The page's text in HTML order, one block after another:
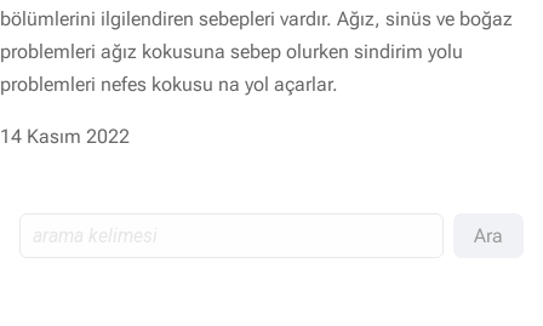
bölümlerini ilgilendiren sebepleri vardır. Ağız, sinüs ve boğaz
problemleri ağız kokusuna sebep olurken sindirim yolu
problemleri nefes kokusu na yol açarlar.
14 Kasım 2022
Ara